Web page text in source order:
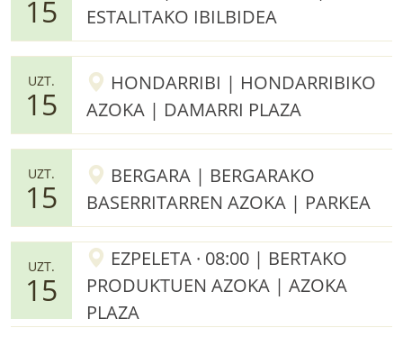
15
ESTALITAKO IBILBIDEA
UZT.
15
HONDARRIBI | HONDARRIBIKO
AZOKA | DAMARRI PLAZA
UZT.
15
BERGARA | BERGARAKO
BASERRITARREN AZOKA | PARKEA
UZT.
15
EZPELETA · 08:00 | BERTAKO
PRODUKTUEN AZOKA | AZOKA
PLAZA